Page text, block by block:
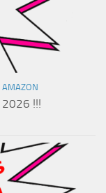
AMAZON
2026 !!!